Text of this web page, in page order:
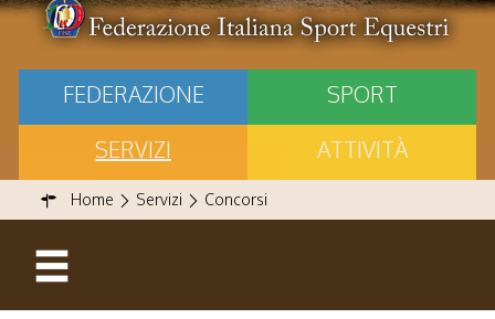
FEDERAZIONE
SPORT
SERVIZI
ATTIVITÀ
Home Servizi Concorsi